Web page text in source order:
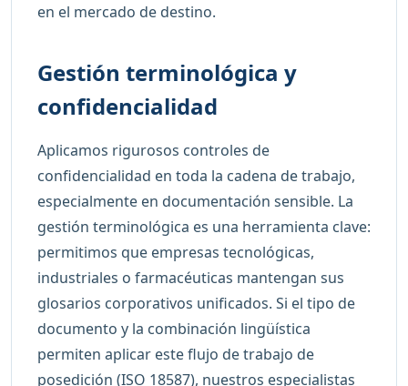
en el mercado de destino.
Gestión terminológica y
confidencialidad
Aplicamos rigurosos controles de
confidencialidad en toda la cadena de trabajo,
especialmente en documentación sensible. La
gestión terminológica es una herramienta clave:
permitimos que empresas tecnológicas,
industriales o farmacéuticas mantengan sus
glosarios corporativos unificados. Si el tipo de
documento y la combinación lingüística
permiten aplicar este flujo de trabajo de
posedición (ISO 18587), nuestros especialistas